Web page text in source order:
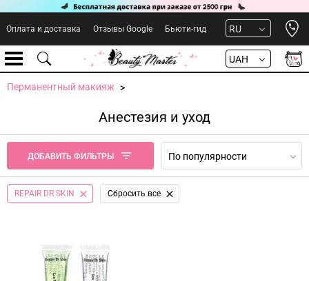
Оплата и доставка Отзывы Google Бьюти-гид RU
UAH
Перманентный макияж
Анестезия и уход
ДОБАВИТЬ ФИЛЬТРЫ По популярности
REPAIR DR SKIN Сбросить все